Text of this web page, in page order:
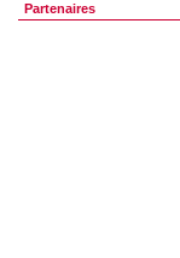
Partenaires